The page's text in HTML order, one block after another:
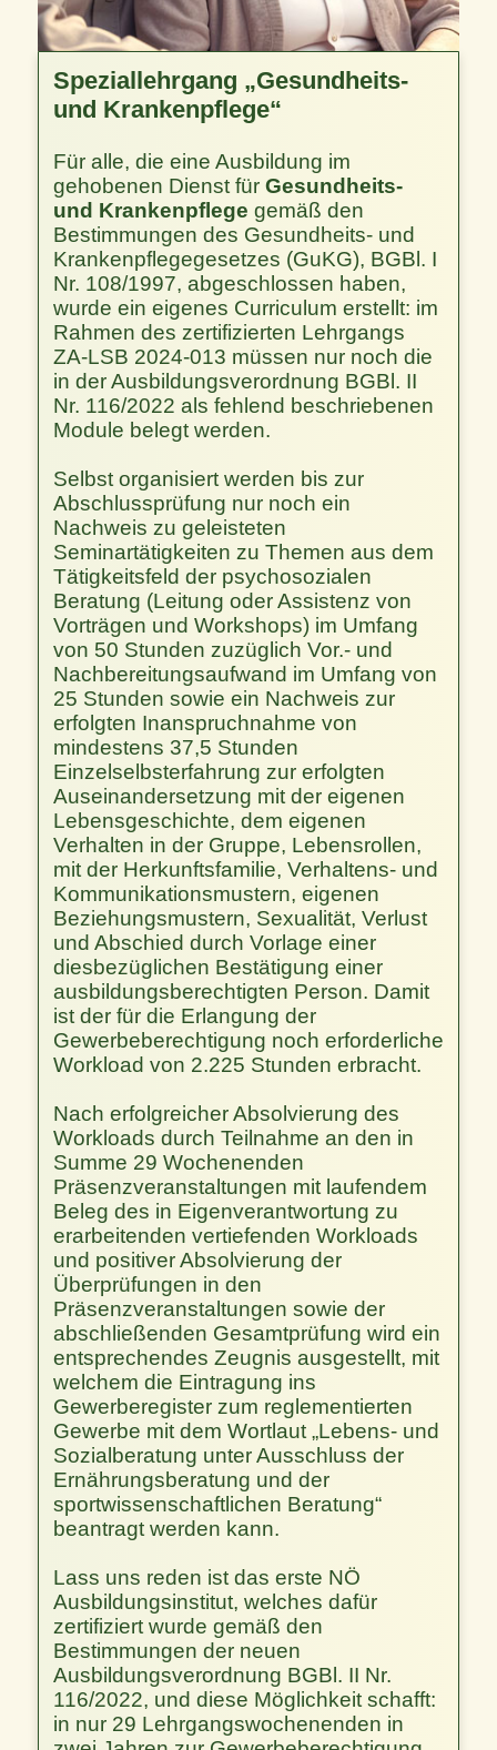
Speziallehrgang „Gesundheits-
und Krankenpflege“
Für alle, die eine Ausbildung im
gehobenen Dienst für Gesundheits-
und Krankenpflege gemäß den
Bestimmungen des Gesundheits- und
Krankenpflegegesetzes (GuKG), BGBl. I
Nr. 108/1997, abgeschlossen haben,
wurde ein eigenes Curriculum erstellt: im
Rahmen des zertifizierten Lehrgangs
ZA-LSB 2024-013 müssen nur noch die
in der Ausbildungsverordnung BGBl. II
Nr. 116/2022 als fehlend beschriebenen
Module belegt werden.
Selbst organisiert werden bis zur
Abschlussprüfung nur noch ein
Nachweis zu geleisteten
Seminartätigkeiten zu Themen aus dem
Tätigkeitsfeld der psychosozialen
Beratung (Leitung oder Assistenz von
Vorträgen und Workshops) im Umfang
von 50 Stunden zuzüglich Vor.- und
Nachbereitungsaufwand im Umfang von
25 Stunden sowie ein Nachweis zur
erfolgten Inanspruchnahme von
mindestens 37,5 Stunden
Einzelselbsterfahrung zur erfolgten
Auseinandersetzung mit der eigenen
Lebensgeschichte, dem eigenen
Verhalten in der Gruppe, Lebensrollen,
mit der Herkunftsfamilie, Verhaltens- und
Kommunikationsmustern, eigenen
Beziehungsmustern, Sexualität, Verlust
und Abschied durch Vorlage einer
diesbezüglichen Bestätigung einer
ausbildungsberechtigten Person. Damit
ist der für die Erlangung der
Gewerbeberechtigung noch erforderliche
Workload von 2.225 Stunden erbracht.
Nach erfolgreicher Absolvierung des
Workloads durch Teilnahme an den in
Summe 29 Wochenenden
Präsenzveranstaltungen mit laufendem
Beleg des in Eigenverantwortung zu
erarbeitenden vertiefenden Workloads
und positiver Absolvierung der
Überprüfungen in den
Präsenzveranstaltungen sowie der
abschließenden Gesamtprüfung wird ein
entsprechendes Zeugnis ausgestellt, mit
welchem die Eintragung ins
Gewerberegister zum reglementierten
Gewerbe mit dem Wortlaut „Lebens- und
Sozialberatung unter Ausschluss der
Ernährungsberatung und der
sportwissenschaftlichen Beratung“
beantragt werden kann.
Lass uns reden ist das erste NÖ
Ausbildungsinstitut, welches dafür
zertifiziert wurde gemäß den
Bestimmungen der neuen
Ausbildungsverordnung BGBl. II Nr.
116/2022, und diese Möglichkeit schafft:
in nur 29 Lehrgangswochenenden in